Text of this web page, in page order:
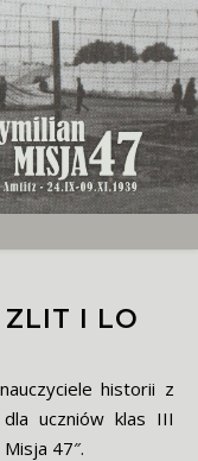
ZLIT I LO
uczniów klas III
47″.